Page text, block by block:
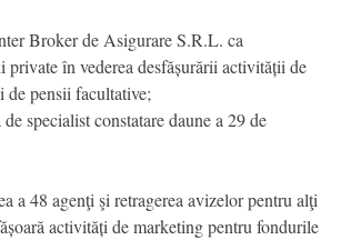
Broker de Asigurare S.R.L. ca
private în vederea desfășurării activității de
pensii facultative;
specialist constatare daune a 29 de
a 48 agenţi şi retragerea avizelor pentru alţi
activități de marketing pentru fondurile